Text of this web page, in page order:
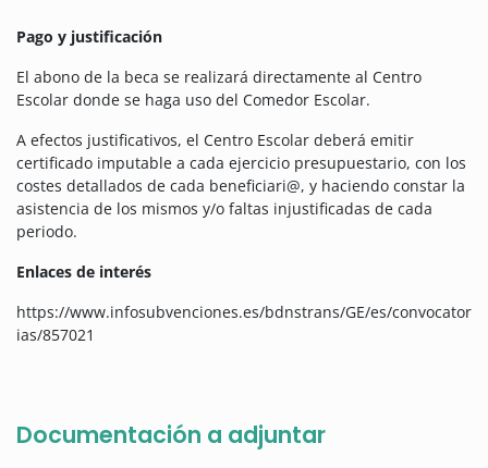
Pago y justificación
El abono de la beca se realizará directamente al Centro
Escolar donde se haga uso del Comedor Escolar.
A efectos justificativos, el Centro Escolar deberá emitir
certificado imputable a cada ejercicio presupuestario, con los
costes detallados de cada beneficiari@, y haciendo constar la
asistencia de los mismos y/o faltas injustificadas de cada
periodo.
Enlaces de interés
https://www.infosubvenciones.es/bdnstrans/GE/es/convocator
ias/857021
Documentación a adjuntar